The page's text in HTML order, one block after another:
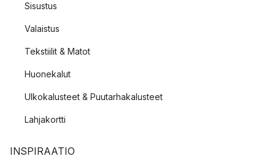
Sisustus
Valaistus
Tekstiilit & Matot
Huonekalut
Ulkokalusteet & Puutarhakalusteet
Lahjakortti
INSPIRAATIO